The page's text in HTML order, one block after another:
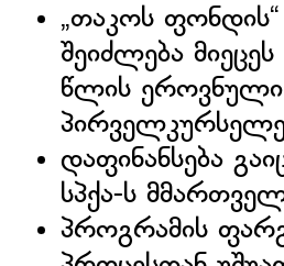
„თაკოს
შეიძლება
წლის ეროვნული
დაფინანსება
სპქა-ს
პროგრამის